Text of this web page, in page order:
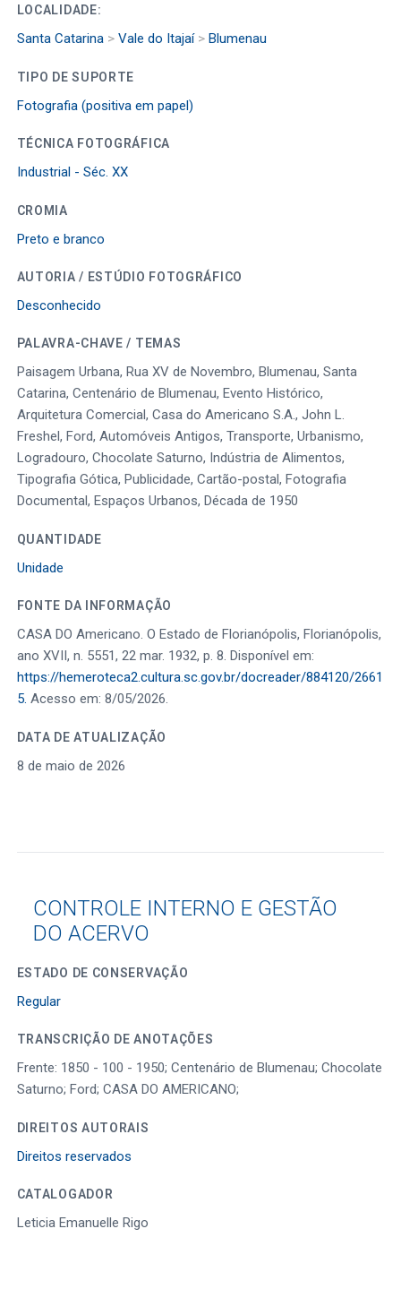
LOCALIDADE:
Santa Catarina> Vale do Itajaí> Blumenau
TIPO DE SUPORTE
Fotografia (positiva em papel)
TÉCNICA FOTOGRÁFICA
Industrial - Séc. XX
CROMIA
Preto e branco
AUTORIA / ESTÚDIO FOTOGRÁFICO
Desconhecido
PALAVRA-CHAVE / TEMAS
Paisagem Urbana, Rua XV de Novembro, Blumenau, Santa
Catarina, Centenário de Blumenau, Evento Histórico,
Arquitetura Comercial, Casa do Americano S.A., John L.
Freshel, Ford, Automóveis Antigos, Transporte, Urbanismo,
Logradouro, Chocolate Saturno, Indústria de Alimentos,
Tipografia Gótica, Publicidade, Cartão-postal, Fotografia
Documental, Espaços Urbanos, Década de 1950
QUANTIDADE
Unidade
FONTE DA INFORMAÇÃO
CASA DO Americano. O Estado de Florianópolis, Florianópolis,
ano XVII, n. 5551, 22 mar. 1932, p. 8. Disponível em:
https://hemeroteca2.cultura.sc.gov.br/docreader/884120/2661
5. Acesso em: 8/05/2026.
DATA DE ATUALIZAÇÃO
8 de maio de 2026
CONTROLE INTERNO E GESTÃO
DO ACERVO
ESTADO DE CONSERVAÇÃO
Regular
TRANSCRIÇÃO DE ANOTAÇÕES
Frente: 1850 - 100 - 1950; Centenário de Blumenau; Chocolate
Saturno; Ford; CASA DO AMERICANO;
DIREITOS AUTORAIS
Direitos reservados
CATALOGADOR
Leticia Emanuelle Rigo